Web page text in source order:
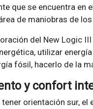
que se encuentra en
de maniobras de
del New Logic
utilizar
fósil, hacerlo de la
y confort
orientación sur,